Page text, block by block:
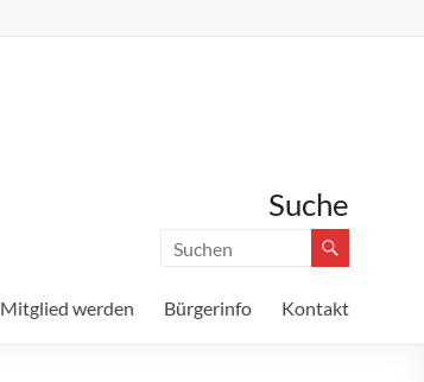
Suche
Mitglied werden Bürgerinfo Kontakt